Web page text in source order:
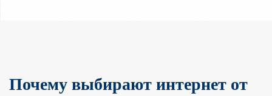
Почему выбирают интернет от